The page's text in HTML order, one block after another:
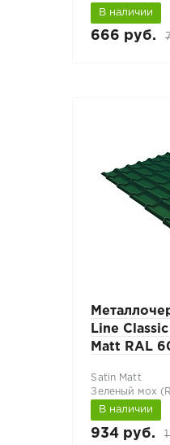
В наличии
666 руб.
Line
Matt RAL
Satin Matt
Зеленый мох
В наличии
934 руб.